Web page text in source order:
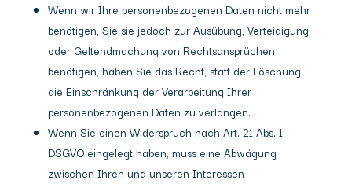
Wenn wir Ihre personenbezogenen Daten nicht mehr
benötigen, Sie sie jedoch zur Ausübung, Verteidigung
oder Geltendmachung von Rechtsansprüchen
benötigen, haben Sie das Recht, statt der Löschung
die Einschränkung der Verarbeitung Ihrer
personenbezogenen Daten zu verlangen.
Wenn Sie einen Widerspruch nach Art. 21 Abs. 1
DSGVO eingelegt haben, muss eine Abwägung
zwischen Ihren und unseren Interessen